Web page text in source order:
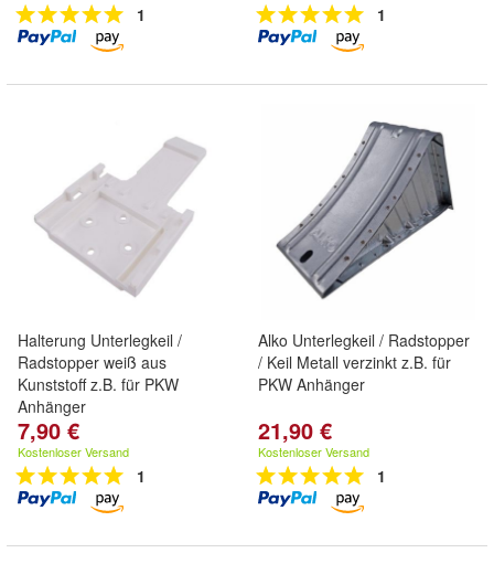
1 1
Halterung Unterlegkeil /
Radstopper weiß aus
Kunststoff z.B. für PKW
Anhänger
7,90 €
Kostenloser Versand
1
Alko Unterlegkeil / Radstopper
/ Keil Metall verzinkt z.B. für
PKW Anhänger
21,90 €
Kostenloser Versand
1